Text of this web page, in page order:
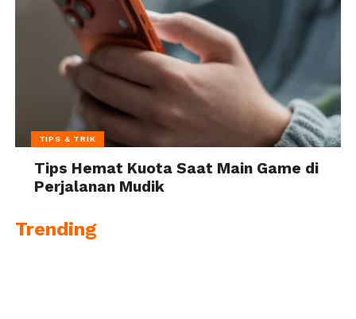
TIPS & TRIK
Tips Hemat Kuota Saat Main Game di
Perjalanan Mudik
Trending